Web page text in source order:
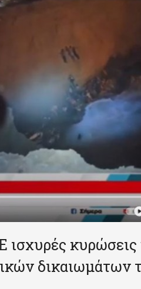
ισχυρές κυρώσεις
δικαιωμάτων